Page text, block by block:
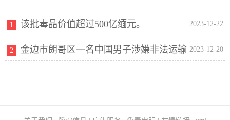
2023-12-22
1 该批毒品价值超过500亿缅元。
2023-12-20
2 金边市朗哥区一名中国男子涉嫌非法运输